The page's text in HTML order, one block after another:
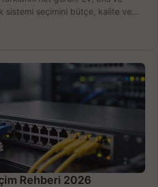
sistemi seçimini bütçe, kalite ve
Rehberi 2026